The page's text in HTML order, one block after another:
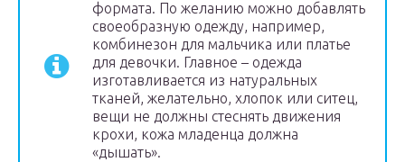
формата. По желанию можно добавлять
своеобразную одежду, например,
комбинезон для мальчика или платье
для девочки. Главное – одежда
изготавливается из натуральных
тканей, желательно, хлопок или ситец,
вещи не должны стеснять движения
крохи, кожа младенца должна
«дышать».